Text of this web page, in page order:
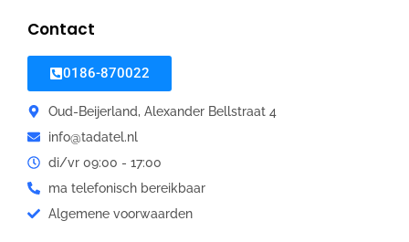
Contact
0186-870022
Oud-Beijerland, Alexander Bellstraat 4
info@tadatel.nl
di/vr 09:00 - 17:00
ma telefonisch bereikbaar
Algemene voorwaarden